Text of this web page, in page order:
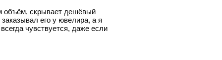
объём, скрывает дешёвый
его у ювелира, а я
чувствуется, даже если